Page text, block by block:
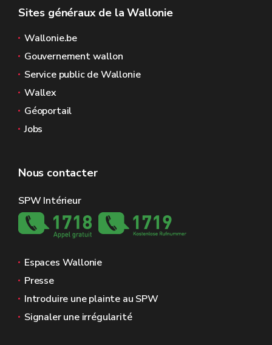
Sites généraux de la Wallonie
Wallonie.be
Gouvernement wallon
Service public de Wallonie
Wallex
Géoportail
Jobs
Nous contacter
SPW Intérieur
Espaces Wallonie
Presse
Introduire une plainte au SPW
Signaler une irrégularité